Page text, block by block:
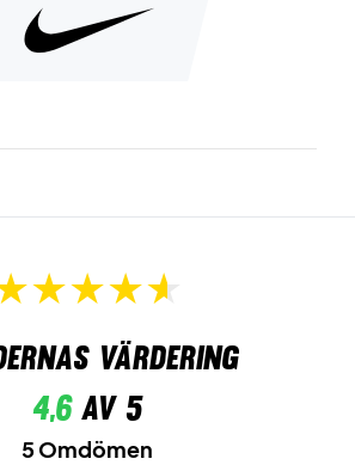
värdering
4,6av 5
5 Omdömen